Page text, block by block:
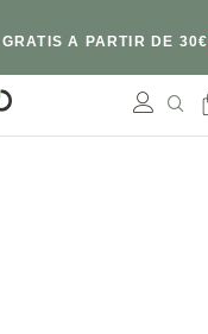
A PARTIR DE 30€